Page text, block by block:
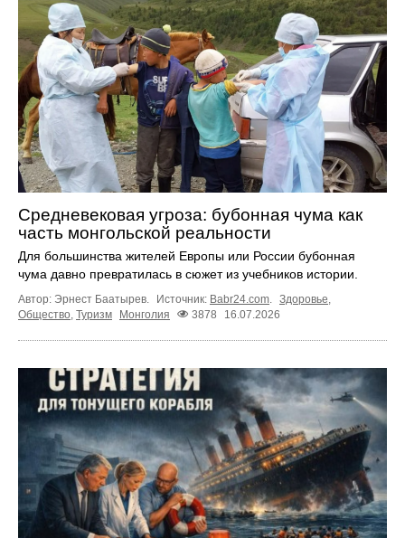
Средневековая угроза: бубонная чума как
часть монгольской реальности
Для большинства жителей Европы или России бубонная
чума давно превратилась в сюжет из учебников истории.
Автор: Эрнест Баатырев. Источник: Babr24.com. Здоровье,
Общество, Туризм Монголия 3878 16.07.2026